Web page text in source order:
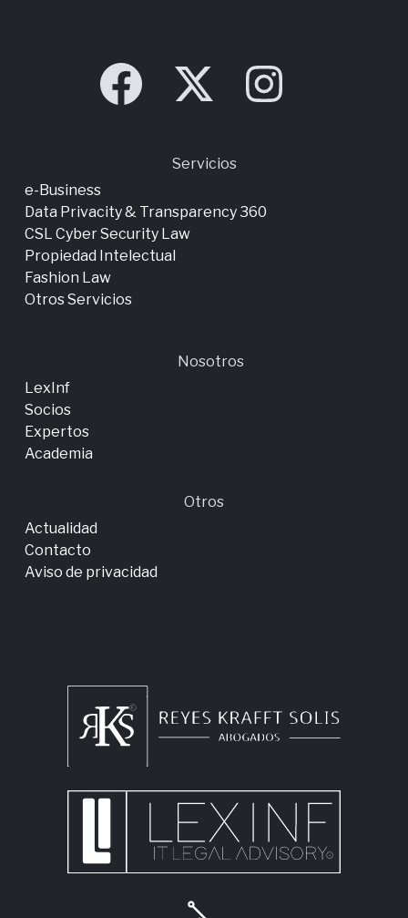
Servicios
e-Business
Data Privacity & Transparency 360
CSL Cyber Security Law
Propiedad Intelectual
Fashion Law
Otros Servicios
Nosotros
LexInf
Socios
Expertos
Academia
Otros
Actualidad
Contacto
Aviso de privacidad